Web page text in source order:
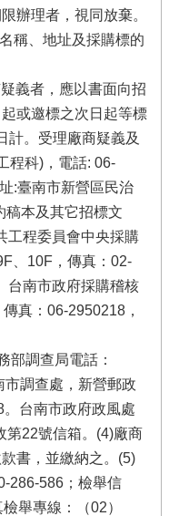
辦理者，視同放棄。
稱、地址及採購標的
義者，應以書面向招
或邀標之次日起等標
計。受理廠商疑義及
程科)，電話: 06-
:臺南市新營區民治
稿本及其它招標文
工程委員會中央採購
、10F，傳真：02-
台南市政府採購稽核
真：06-2950218，
部調查局電話：
調查處，新營郵政
台南市政府政風處
第22號信箱。(4)廠商
書，並繳納之。(5)
286-586；檢舉信
舉專線：（02）